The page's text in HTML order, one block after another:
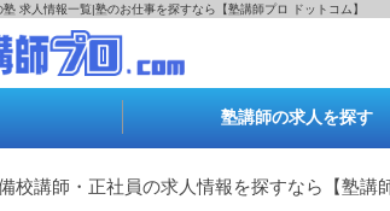
求人情報一覧|塾のお仕事を探すなら【塾講師プロ ドットコム】
塾講師の求人を探す
校講師・正社員の求人情報を探すなら【塾講